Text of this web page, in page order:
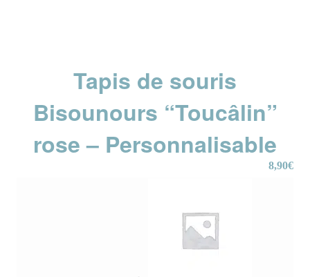
Tapis de souris
Bisounours “Toucâlin”
rose – Personnalisable
8,90€